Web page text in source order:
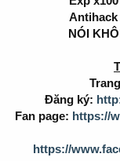
Antihack
NÓI
Đăng ký:
Fan page: https://
https://